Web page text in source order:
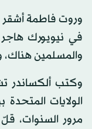
وروت فاطمة أشقر
في نيويورك
والمسلمين هناك،
وكتب ألكساندر
الولايات
مرور السنوات، قلّ